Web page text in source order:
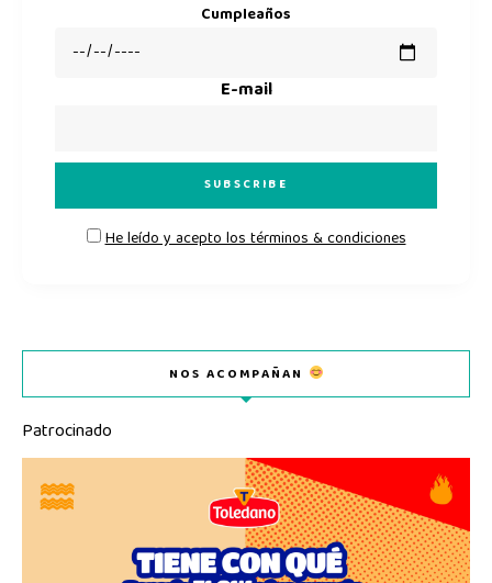
Cumpleaños
E-mail
He leído y acepto los términos & condiciones
NOS ACOMPAÑAN
Patrocinado